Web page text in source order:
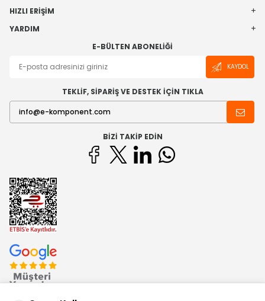
HIZLI ERIŞIM
YARDIM
E-BÜLTEN ABONELIĞI
KAYDOL
TEKLİF, SİPARİŞ VE DESTEK İÇİN TIKLA
BIZI TAKIP EDIN